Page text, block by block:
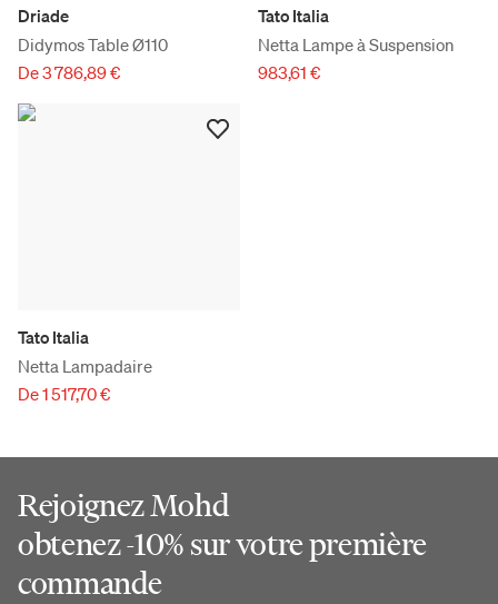
Driade
Didymos Table Ø110
De 3 786,89 €
Tato Italia
Netta Lampe à Suspension
983,61 €
Tato Italia
Netta Lampadaire
De 1 517,70 €
Rejoignez Mohd
obtenez -10% sur votre première
commande